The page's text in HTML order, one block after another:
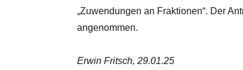
„Zuwendungen an Fraktionen“. Der
angenommen.
Erwin Fritsch, 29.01.25